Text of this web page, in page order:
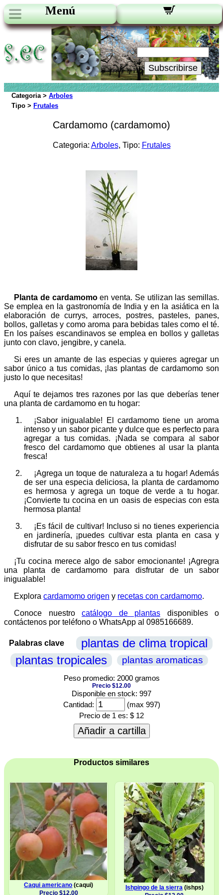
Menú
Novedades:
Su Email:
Subscribirse
Categoria > Arboles
Tipo > Frutales
Cardamomo (cardamomo)
Categoria: Arboles, Tipo: Frutales
Planta de cardamomoen venta. Se utilizan las semillas.
Se emplea en la gastronomía de India y en la asiática en la
elaboración de currys, arroces, postres, pasteles, panes,
bollos, galletas y como aroma para bebidas tales como el té.​
En los países escandinavos se emplea en bollos y galletas
junto con clavo, jengibre, y canela.
Si eres un amante de las especias y quieres agregar un
sabor único a tus comidas, ¡las plantas de cardamomo son
justo lo que necesitas!
Aquí te dejamos tres razones por las que deberías tener
una planta de cardamomo en tu hogar:
¡Sabor inigualable! El cardamomo tiene un aroma
intenso y un sabor picante y dulce que es perfecto para
agregar a tus comidas. ¡Nada se compara al sabor
fresco del cardamomo que obtienes al usar la planta
fresca!
¡Agrega un toque de naturaleza a tu hogar! Además
de ser una especia deliciosa, la planta de cardamomo
es hermosa y agrega un toque de verde a tu hogar.
¡Convierte tu cocina en un oasis de especias con esta
hermosa planta!
¡Es fácil de cultivar! Incluso si no tienes experiencia
en jardinería, ¡puedes cultivar esta planta en casa y
disfrutar de su sabor fresco en tus comidas!
¡Tu cocina merece algo de sabor emocionante! ¡Agregra
una planta de cardamomo para disfrutar de un sabor
inigualable!
Explora cardamomo origen y recetas con cardamomo.
Conoce nuestro catálogo de plantas disponibles o
contáctenos por teléfono o WhatsApp al 0985166689.
Palabras clave
plantas de clima tropical
plantas tropicales
plantas aromaticas
Peso promedio: 2000 gramos
Precio $12.00
Disponible en stock: 997
Cantidad:
(max 997)
Precio de 1 es: $ 12
Añadir a cartilla
Productos similares
Caqui americano (caqui)
Precio $12.00
Ishpingo de la sierra(ishps)